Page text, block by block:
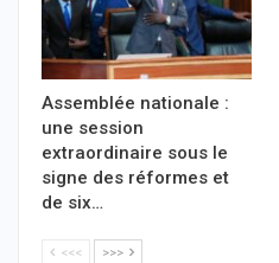
Assemblée nationale :
une session
extraordinaire sous le
signe des réformes et
de six…
<<< >>>